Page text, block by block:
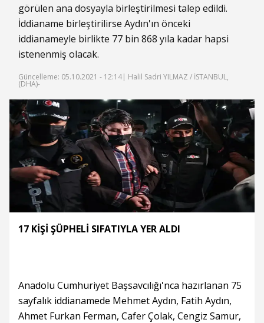
görülen ana dosyayla birleştirilmesi talep edildi.
İddianame birleştirilirse Aydın'ın önceki
iddianameyle birlikte 77 bin 868 yıla kadar hapsi
istenenmiş olacak.
Güncelleme: 05.10.2021 - 12:14| Halil Sadri YILMAZ / İSTANBUL,
(DHA)-
17 KİŞİ ŞÜPHELİ SIFATIYLA YER ALDI
Anadolu Cumhuriyet Başsavcılığı'nca hazırlanan 75
sayfalık iddianamede Mehmet Aydın, Fatih Aydın,
Ahmet Furkan Ferman, Cafer Çolak, Cengiz Samur,